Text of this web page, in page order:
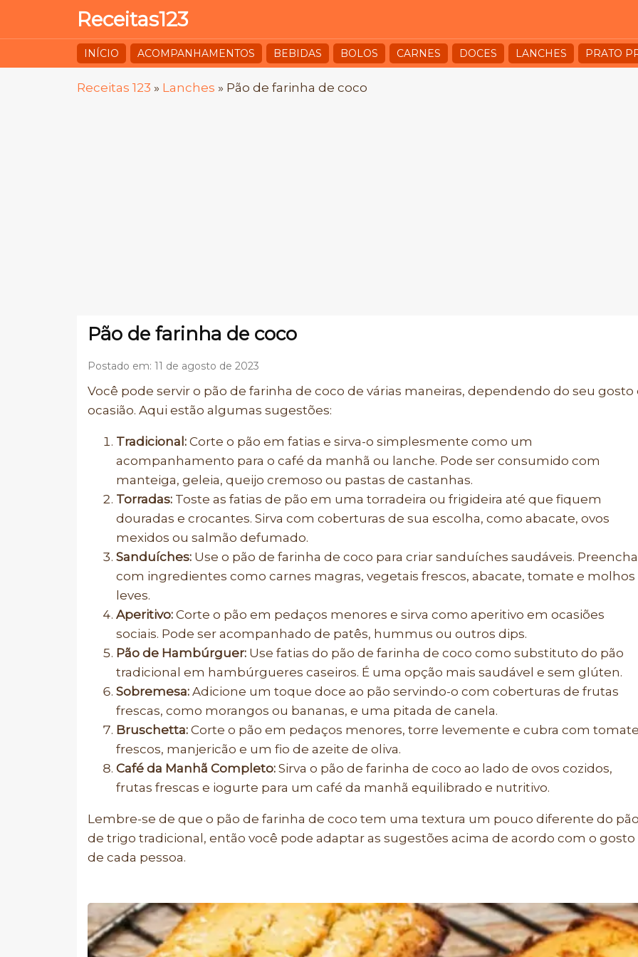
Receitas123
INÍCIO ACOMPANHAMENTOS BEBIDAS BOLOS CARNES DOCES LANCHES PRATO
Receitas 123 » Lanches » Pão de farinha de coco
Pão de farinha de coco
Postado em: 11 de agosto de 2023
Você pode servir o pão de farinha de coco de várias maneiras, dependendo do seu gosto
ocasião. Aqui estão algumas sugestões:
Tradicional: Corte o pão em fatias e sirva-o simplesmente como um
acompanhamento para o café da manhã ou lanche. Pode ser consumido com
manteiga, geleia, queijo cremoso ou pastas de castanhas.
Torradas: Toste as fatias de pão em uma torradeira ou frigideira até que fiquem
douradas e crocantes. Sirva com coberturas de sua escolha, como abacate, ovos
mexidos ou salmão defumado.
Sanduíches: Use o pão de farinha de coco para criar sanduíches saudáveis. Preencha
com ingredientes como carnes magras, vegetais frescos, abacate, tomate e molhos
leves.
Aperitivo: Corte o pão em pedaços menores e sirva como aperitivo em ocasiões
sociais. Pode ser acompanhado de patês, hummus ou outros dips.
Pão de Hambúrguer: Use fatias do pão de farinha de coco como substituto do pão
tradicional em hambúrgueres caseiros. É uma opção mais saudável e sem glúten.
Sobremesa: Adicione um toque doce ao pão servindo-o com coberturas de frutas
frescas, como morangos ou bananas, e uma pitada de canela.
Bruschetta: Corte o pão em pedaços menores, torre levemente e cubra com
frescos, manjericão e um fio de azeite de oliva.
Café da Manhã Completo: Sirva o pão de farinha de coco ao lado de ovos cozidos,
frutas frescas e iogurte para um café da manhã equilibrado e nutritivo.
Lembre-se de que o pão de farinha de coco tem uma textura um pouco diferente do
de trigo tradicional, então você pode adaptar as sugestões acima de acordo com o gosto
de cada pessoa.